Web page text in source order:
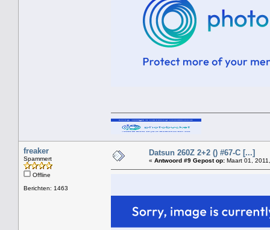
freaker
Spammert
Offline
Berichten: 1463
Datsun 260Z 2+2 () #67-C [...]
« Antwoord #9 Gepost op: Maart 01,